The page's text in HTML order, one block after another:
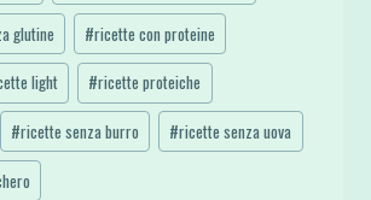
glutine #ricette con proteine
light #ricette proteiche
#ricette senza burro #ricette senza uova